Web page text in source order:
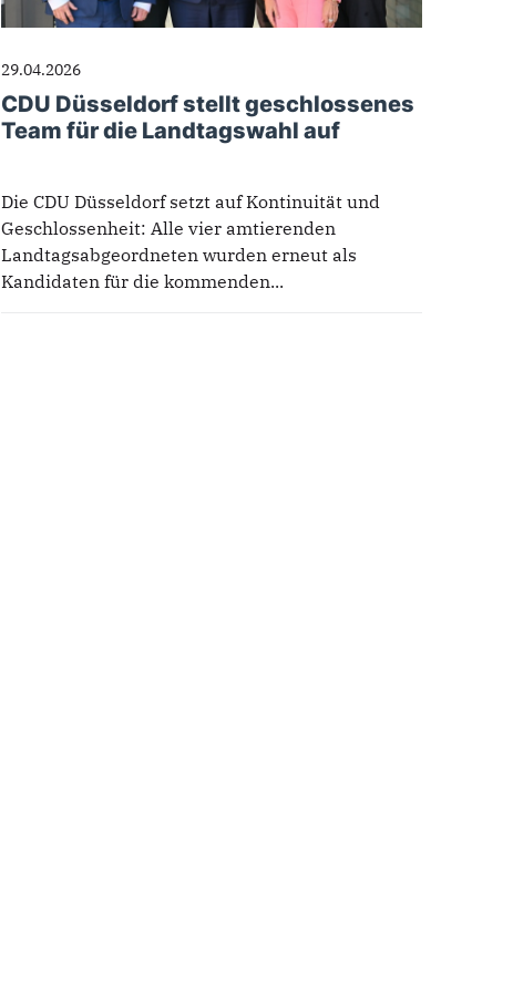
29.04.2026
CDU Düsseldorf stellt geschlossenes
Team für die Landtagswahl auf
Die CDU Düsseldorf setzt auf Kontinuität und
Geschlossenheit: Alle vier amtierenden
Landtagsabgeordneten wurden erneut als
Kandidaten für die kommenden...